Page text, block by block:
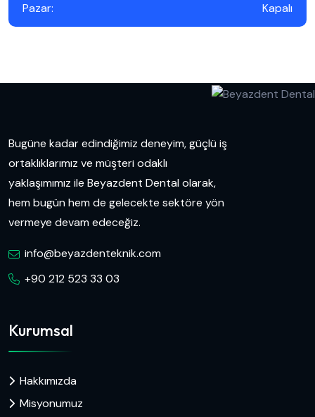
Pazar: Kapalı
Bugüne kadar edindiğimiz deneyim, güçlü iş
ortaklıklarımız ve müşteri odaklı
yaklaşımımız ile Beyazdent Dental olarak,
hem bugün hem de gelecekte sektöre yön
vermeye devam edeceğiz.
info@beyazdenteknik.com
+90 212 523 33 03
Kurumsal
Hakkımızda
Misyonumuz